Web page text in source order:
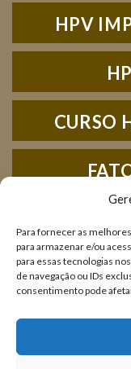
Para fornecer as
para armazenar e/ou
para essas tecnologias
de navegação ou IDs
consentimento pode
HPV
CURSO